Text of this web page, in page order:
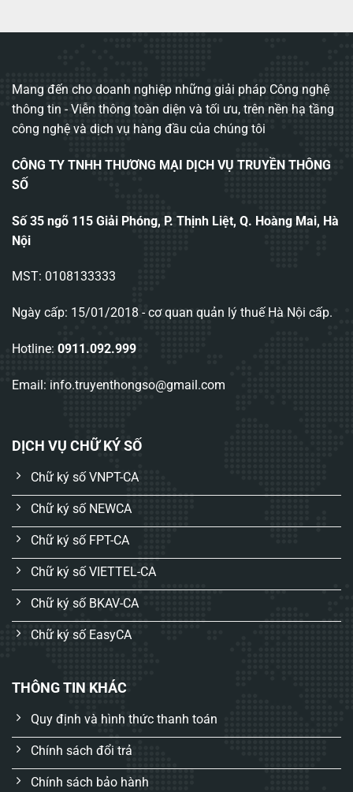
Mang đến cho doanh nghiệp những giải pháp Công nghệ
thông tin - Viễn thông toàn diện và tối ưu, trên nền hạ tầng
công nghệ và dịch vụ hàng đầu của chúng tôi
CÔNG TY TNHH THƯƠNG MẠI DỊCH VỤ TRUYỀN THÔNG
SỐ
Số 35 ngõ 115 Giải Phóng, P. Thịnh Liệt, Q. Hoàng Mai, Hà
Nội
MST: 0108133333
Ngày cấp: 15/01/2018 - cơ quan quản lý thuế Hà Nội cấp.
Hotline: 0911.092.999
Email: info.truyenthongso@gmail.com
DỊCH VỤ CHỮ KÝ SỐ
Chữ ký số VNPT-CA
Chữ ký số NEWCA
Chữ ký số FPT-CA
Chữ ký số VIETTEL-CA
Chữ ký số BKAV-CA
Chữ ký số EasyCA
THÔNG TIN KHÁC
Quy định và hình thức thanh toán
Chính sách đổi trả
Chính sách bảo hành